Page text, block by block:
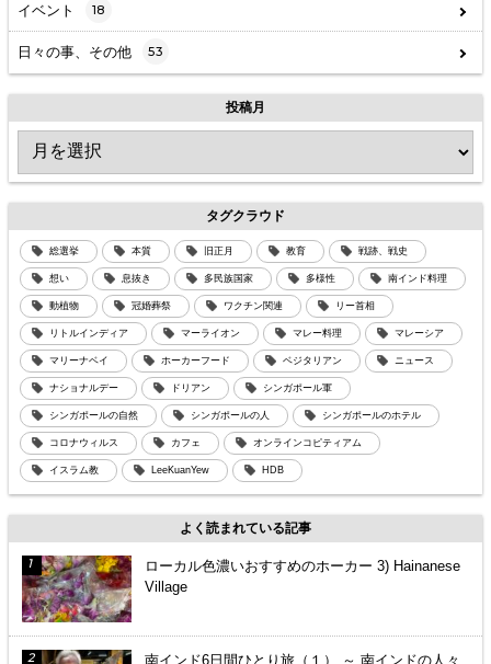
イベント 18
日々の事、その他 53
投稿月
タグクラウド
総選挙 本質 旧正月 教育 戦跡、戦史
想い 息抜き 多民族国家 多様性 南インド料理
動植物 冠婚葬祭 ワクチン関連 リー首相
リトルインディア マーライオン マレー料理 マレーシア
マリーナベイ ホーカーフード ベジタリアン ニュース
ナショナルデー ドリアン シンガポール軍
シンガポールの自然 シンガポールの人 シンガポールのホテル
コロナウィルス カフェ オンラインコピティアム
イスラム教 LeeKuanYew HDB
よく読まれている記事
ローカル色濃いおすすめのホーカー 3) Hainanese
Village
南インド6日間ひとり旅（１） ～ 南インドの人々